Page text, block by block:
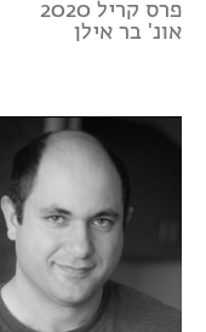
פרס קריל 2020
אונ' בר אילן